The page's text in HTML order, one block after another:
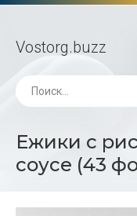
Vostorg.buzz
Ежики с
соусе (43